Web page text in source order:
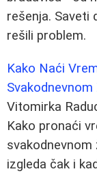
rešenja. Saveti
rešili problem.
Kako Naći
Vitomirka
Kako pronaći
svakodnevnom
izgleda čak i